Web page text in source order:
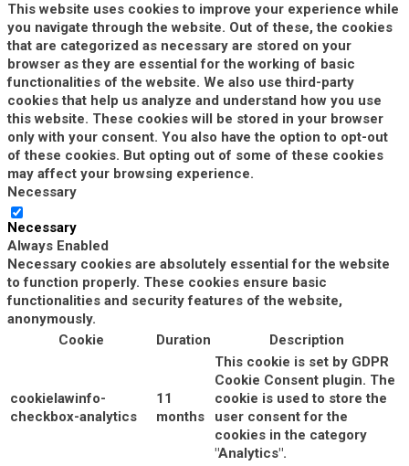
This website uses cookies to improve your experience while
you navigate through the website. Out of these, the cookies
that are categorized as necessary are stored on your
browser as they are essential for the working of basic
functionalities of the website. We also use third-party
cookies that help us analyze and understand how you use
this website. These cookies will be stored in your browser
only with your consent. You also have the option to opt-out
of these cookies. But opting out of some of these cookies
may affect your browsing experience.
Necessary
Necessary
Always Enabled
Necessary cookies are absolutely essential for the website
to function properly. These cookies ensure basic
functionalities and security features of the website,
anonymously.
Cookie
Duration Description
cookielawinfo-
checkbox-analytics
11
months
This cookie is set by GDPR
Cookie Consent plugin. The
cookie is used to store the
user consent for the
cookies in the category
"Analytics".